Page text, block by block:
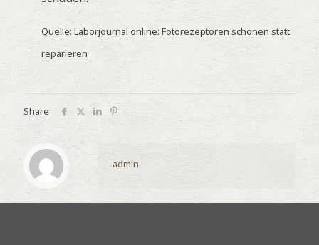
Quelle: Laborjournal online: Fotorezeptoren schonen statt
reparieren
Share
admin